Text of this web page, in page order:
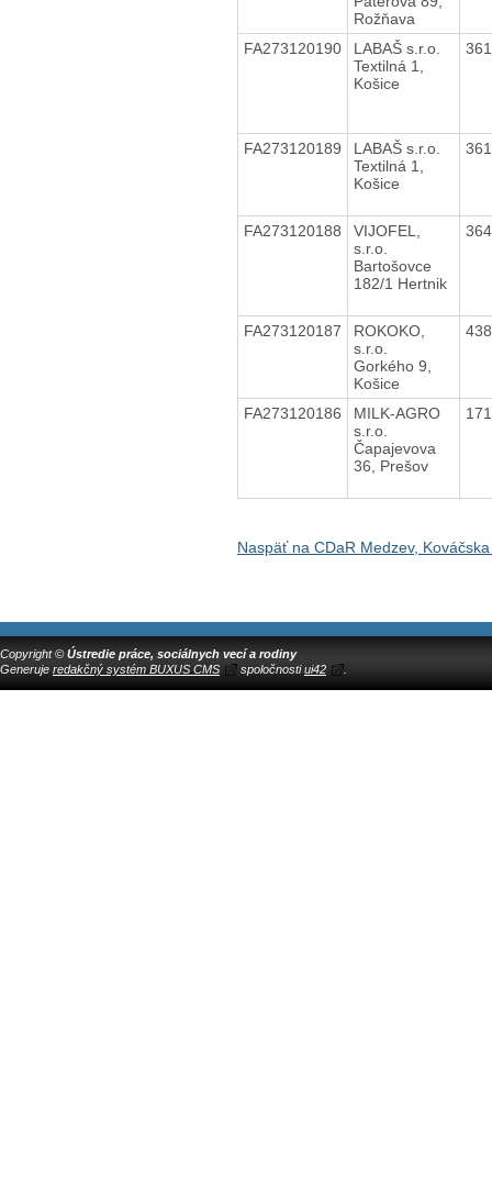
Rožňava
FA273120190
LABAŠ s.r.o.
Textilná 1,
Košice
FA273120189
LABAŠ s.r.o.
Textilná 1,
Košice
FA273120188
VIJOFEL,
s.r.o.
Bartošovce
182/1 Hertnik
FA273120187
ROKOKO,
s.r.o.
Gorkého 9,
Košice
FA273120186
MILK-AGRO
s.r.o.
Čapajevova
36, Prešov
Naspäť na CDaR Medzev,
Copyright © Ústredie práce, sociálnych vecí a rodiny
Generuje redakčný systém BUXUS CMS spoločnostiui42